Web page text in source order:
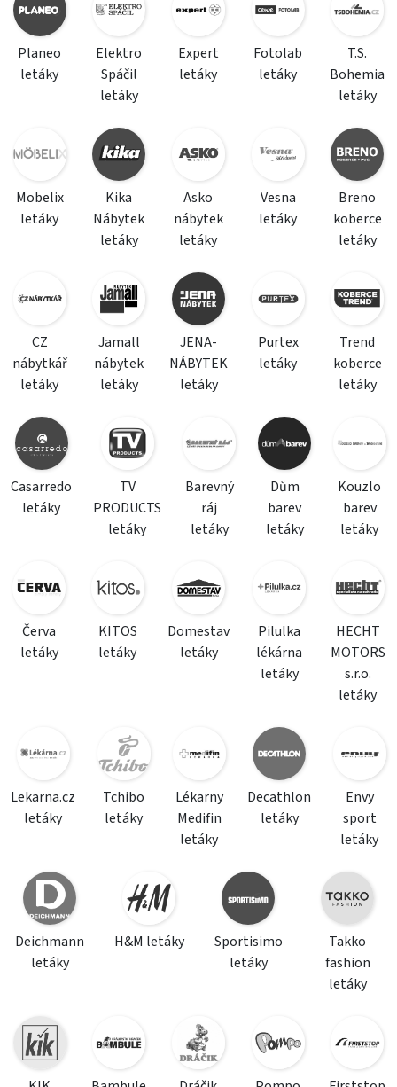
Planeo
letáky
Elektro
Spáčil
letáky
Expert
letáky
Fotolab
letáky
T.S.
Bohemia
letáky
Mobelix
letáky
Kika
Nábytek
letáky
Asko
nábytek
letáky
Vesna
letáky
Breno
koberce
letáky
CZ
nábytkář
letáky
Jamall
nábytek
letáky
JENA-
NÁBYTEK
letáky
Purtex
letáky
Trend
koberce
letáky
Casarredo
letáky
TV
PRODUCTS
letáky
Barevný
ráj
letáky
Dům
barev
letáky
Kouzlo
barev
letáky
Červa
letáky
KITOS
letáky
Domestav
letáky
Pilulka
lékárna
letáky
HECHT
MOTORS
s.r.o.
letáky
Lekarna.cz
letáky
Tchibo
letáky
Lékarny
Medifin
letáky
Decathlon
letáky
Envy
sport
letáky
Deichmann
letáky
H&M letáky
Sportisimo
letáky
Takko
fashion
letáky